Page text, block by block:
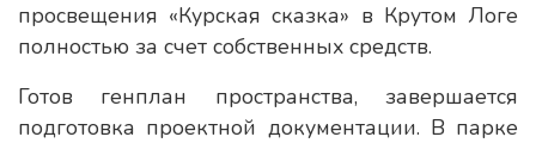
просвещения «Курская сказка» в Крутом Логе
полностью за счет собственных средств.
Готов генплан пространства, завершается
подготовка проектной документации. В парке